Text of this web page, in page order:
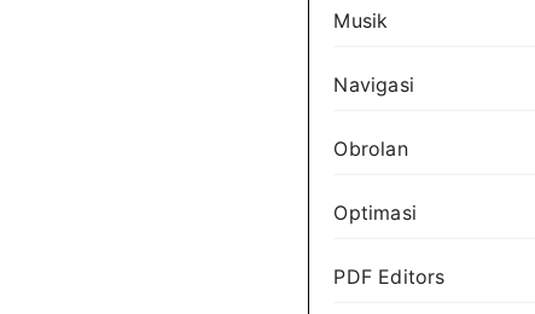
Musik
Navigasi
Obrolan
Optimasi
PDF Editors